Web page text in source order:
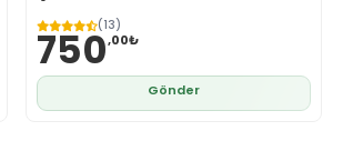
(13)
750,00₺
Gönder